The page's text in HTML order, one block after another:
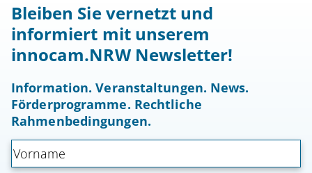
Bleiben Sie vernetzt und
informiert mit unserem
innocam.NRW Newsletter!
Information. Veranstaltungen. News.
Förderprogramme. Rechtliche
Rahmenbedingungen.